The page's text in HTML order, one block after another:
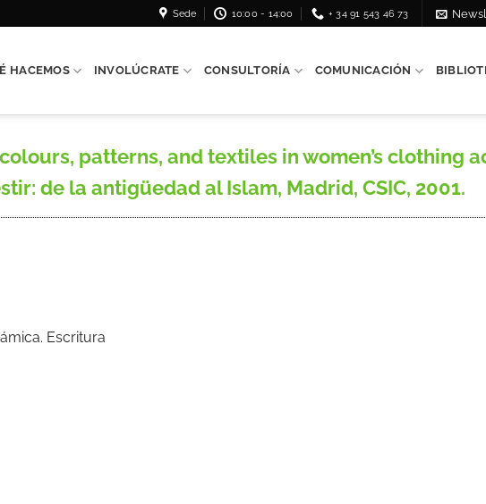
Sede 10:00 - 14:00 + 34 91 543 46 73
HACEMOS INVOLÚCRATE CONSULTORÍA COMUNICACIÓN
patterns, and textiles in women’s clothing
de la antigüedad al Islam, Madrid, CSIC, 2001.
Escritura